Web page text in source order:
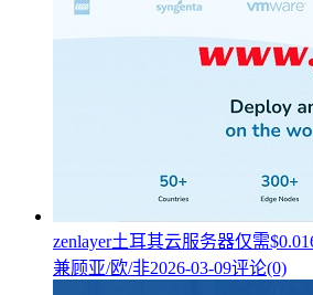
zenlayer土耳其云服务器仅需
兼顾亚/欧/非2026-03-09评论(0)